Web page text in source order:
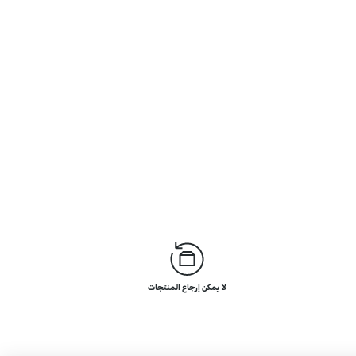
لا يمكن إرجاع المنتجات